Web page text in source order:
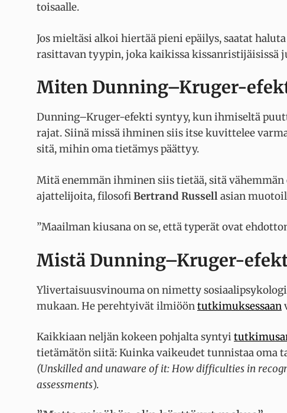
toisaalle.
Jos mieltäsi alkoi hiertää pieni epäilys, saatat
rasittavan tyypin, joka kaikissa kissanristijäisissä
Miten Dunning–Kruger-
Dunning–Kruger-efekti syntyy, kun ihmiseltä
rajat. Siinä missä ihminen siis itse kuvittelee
sitä, mihin oma tietämys päättyy.
Mitä enemmän ihminen siis tietää, sitä
ajattelijoita, filosofiBertrand Russellasian
”Maailman kiusana on se, että typerät ovat
Mistä Dunning–Kruger-
Ylivertaisuusvinouma on nimetty
mukaan. He perehtyivät ilmiööntutkimuksessaan
Kaikkiaan neljän kokeen pohjalta syntyi
tietämätön siitä: Kuinka vaikeudet tunnistaa
(Unskilled and unaware of it: How difficulties in
assessments).